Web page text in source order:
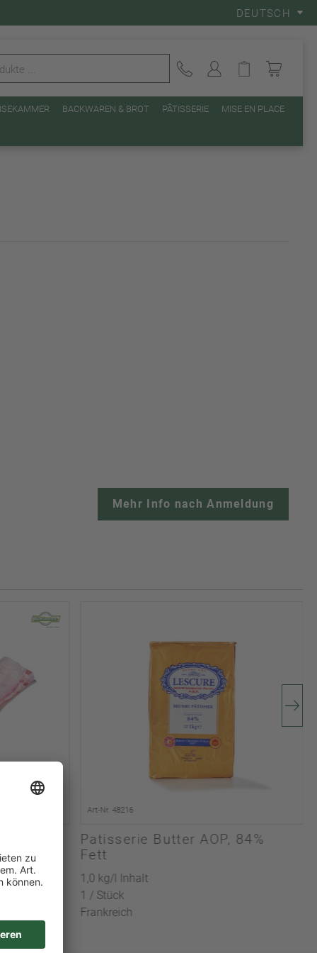
DEUTSCH
BACKWAREN & BROT PÂTISSERIE MISE EN PLACE
Mehr Info nach Anmeldung
Art-Nr. 48216
Patisserie Butter AOP, 84%
Fett
1,0 kg/l Inhalt
1 / Stück
Frankreich